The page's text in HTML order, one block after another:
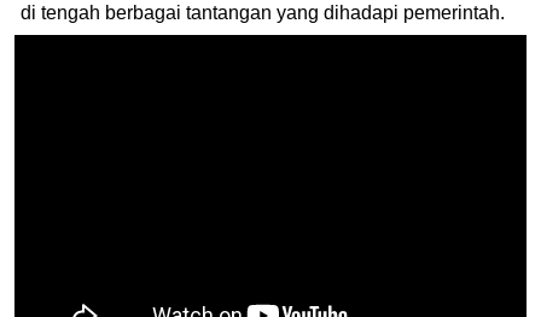
di tengah berbagai tantangan yang dihadapi pemerintah.